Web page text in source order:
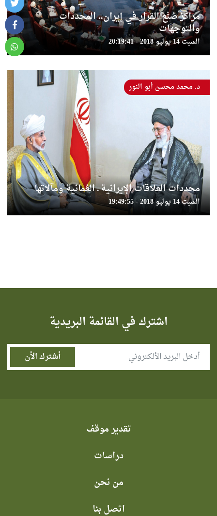
مراكز صُنْع القرار في إيران.. المحددات
والتوجهات
السبت 14 يوليو 2018 - 20:19:41
محددات العلاقات الإيرانية ـ العُمانية ومآلاتها
السبت 14 يوليو 2018 - 19:49:55
د. محمد محسن أبو النور
اشترك في القائمة البريدية
تقدير موقف
دراسات
من نحن
اتصل بنا